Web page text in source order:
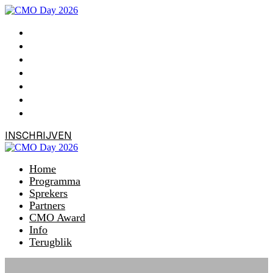
INSCHRIJVEN
Home
Programma
Sprekers
Partners
CMO Award
Info
Terugblik